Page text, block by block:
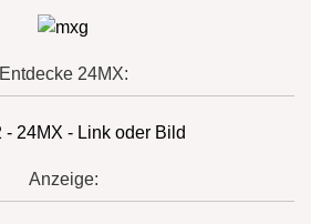
Entdecke 24MX:
Anzeige: